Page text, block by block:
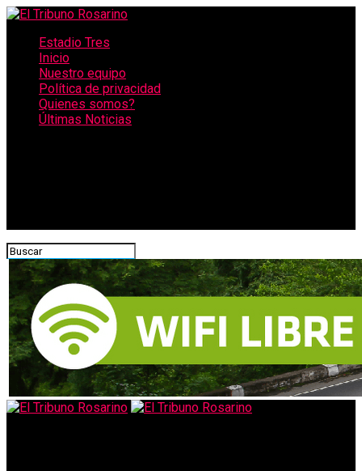
Estadio Tres
Inicio
Nuestro equipo
Política de privacidad
Quienes somos?
Últimas Noticias